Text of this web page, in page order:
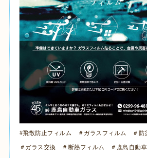
#飛散防止フィルム ＃ガラスフィルム ＃防
＃ガラス交換 ＃断熱フィルム ＃鹿島自動車